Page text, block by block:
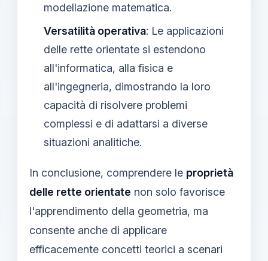
modellazione matematica.
Versatilità operativa: Le applicazioni
delle rette orientate si estendono
all'informatica, alla fisica e
all'ingegneria, dimostrando la loro
capacità di risolvere problemi
complessi e di adattarsi a diverse
situazioni analitiche.
In conclusione, comprendere le proprietà
delle rette orientate non solo favorisce
l'apprendimento della geometria, ma
consente anche di applicare
efficacemente concetti teorici a scenari